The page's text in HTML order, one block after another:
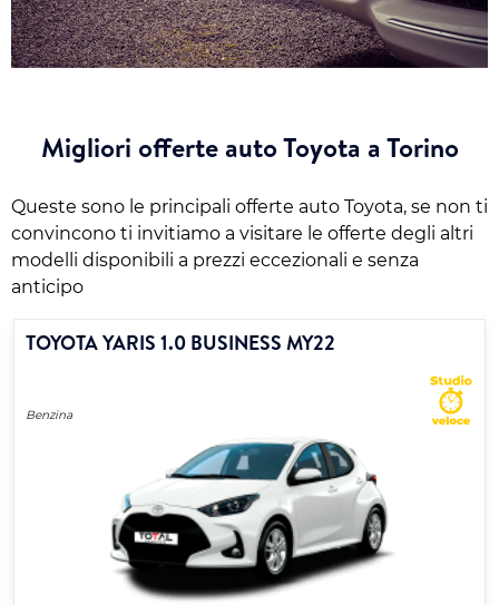
Migliori offerte auto Toyota a Torino
Queste sono le principali offerte auto Toyota, se non ti
convincono ti invitiamo a visitare le offerte degli altri
modelli disponibili a prezzi eccezionali e senza
anticipo
TOYOTA YARIS 1.0 BUSINESS MY22
Benzina